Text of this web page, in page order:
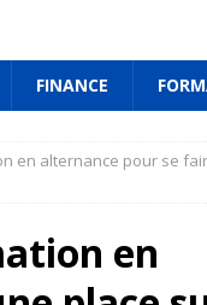
FINANCE
en alternance pour se
en